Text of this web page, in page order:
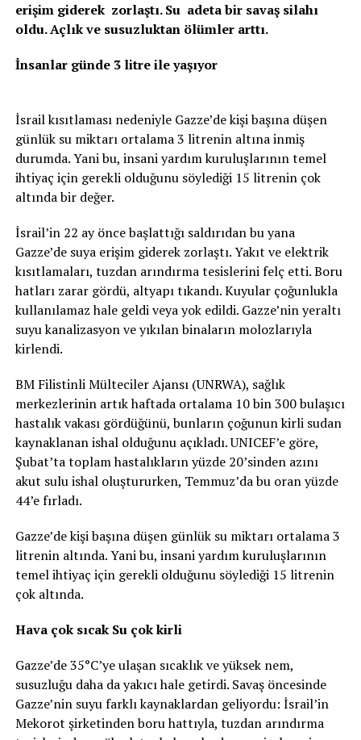
erişim giderek zorlaştı. Su adeta bir savaş silahı
oldu. Açlık ve susuzluktan ölümler arttı.
İnsanlar günde 3 litre ile yaşıyor
İsrail kısıtlaması nedeniyle Gazze’de kişi başına düşen
günlük su miktarı ortalama 3 litrenin altına inmiş
durumda. Yani bu, insani yardım kuruluşlarının temel
ihtiyaç için gerekli olduğunu söylediği 15 litrenin çok
altında bir değer.
İsrail’in 22 ay önce başlattığı saldırıdan bu yana
Gazze’de suya erişim giderek zorlaştı. Yakıt ve elektrik
kısıtlamaları, tuzdan arındırma tesislerini felç etti. Boru
hatları zarar gördü, altyapı tıkandı. Kuyular çoğunlukla
kullanılamaz hale geldi veya yok edildi. Gazze’nin yeraltı
suyu kanalizasyon ve yıkılan binaların molozlarıyla
kirlendi.
BM Filistinli Mülteciler Ajansı (UNRWA), sağlık
merkezlerinin artık haftada ortalama 10 bin 300 bulaşıcı
hastalık vakası gördüğünü, bunların çoğunun kirli sudan
kaynaklanan ishal olduğunu açıkladı. UNICEF’e göre,
Şubat’ta toplam hastalıkların yüzde 20’sinden azını
akut sulu ishal oluştururken, Temmuz’da bu oran yüzde
44’e fırladı.
Gazze’de kişi başına düşen günlük su miktarı ortalama 3
litrenin altında. Yani bu, insani yardım kuruluşlarının
temel ihtiyaç için gerekli olduğunu söylediği 15 litrenin
çok altında.
Hava çok sıcak Su çok kirli
Gazze’de 35°C’ye ulaşan sıcaklık ve yüksek nem,
susuzluğu daha da yakıcı hale getirdi. Savaş öncesinde
Gazze’nin suyu farklı kaynaklardan geliyordu: İsrail’in
Mekorot şirketinden boru hattıyla, tuzdan arındırma